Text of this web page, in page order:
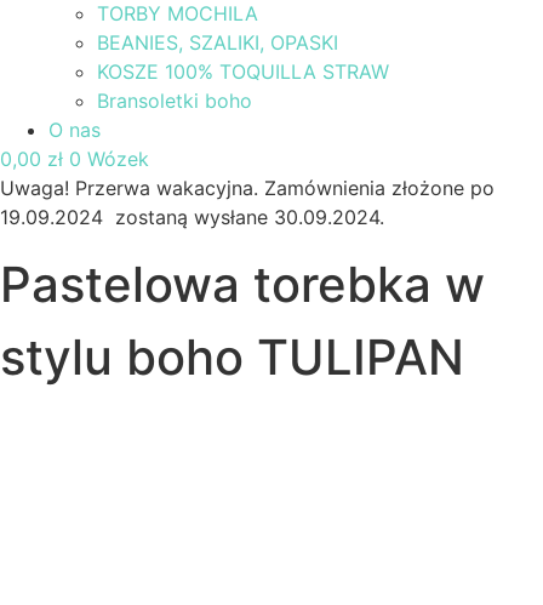
TORBY MOCHILA
BEANIES, SZALIKI, OPASKI
KOSZE 100% TOQUILLA STRAW
Bransoletki boho
O nas
0,00 zł 0 Wózek
Uwaga! Przerwa wakacyjna. Zamównienia złożone po
19.09.2024 zostaną wysłane 30.09.2024.
Pastelowa torebka w
stylu boho TULIPAN